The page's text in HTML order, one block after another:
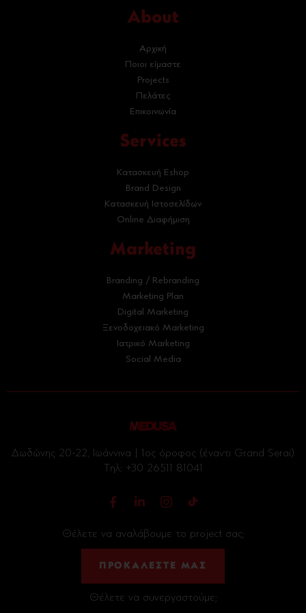
About
Αρχική
Ποιοι είμαστε
Projects
Πελάτες
Επικοινωνία
Services
Κατασκευή Eshop
Brand Design
Κατασκευή Ιστοσελίδων
Online Διαφήμιση
Marketing
Branding / Rebranding
Marketing Plan
Digital Marketing
Ξενοδοχειακό Marketing
Ιατρικό Marketing
Social Media
Δωδώνης 20-22, Ιωάννινα | 1ος όροφος (έναντι Grand Serai)
Tηλ: +30 26511 81041
Θέλετε να αναλάβουμε το project σας;
ΠΡΟΚΑΛΕΣΤΕ ΜΑΣ
Θέλετε να συνεργαστούμε;